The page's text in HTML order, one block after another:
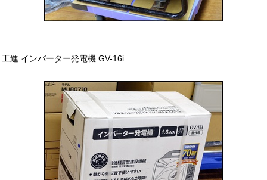
工進 インバーター発電機 GV-16i